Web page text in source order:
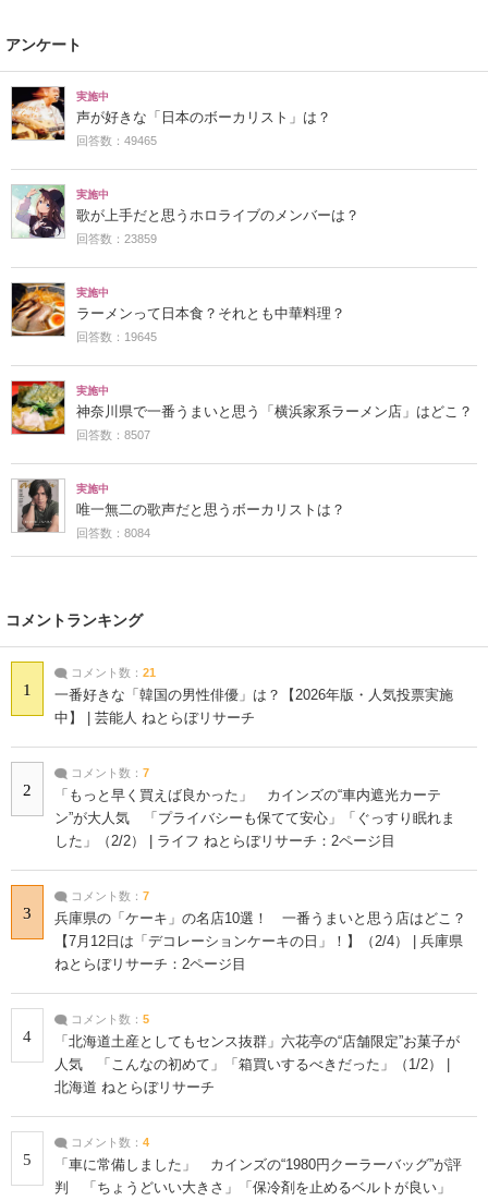
アンケート
実施中
声が好きな「日本のボーカリスト」は？
回答数：49465
実施中
歌が上手だと思うホロライブのメンバーは？
回答数：23859
実施中
ラーメンって日本食？それとも中華料理？
回答数：19645
実施中
神奈川県で一番うまいと思う「横浜家系ラーメン店」はどこ？
回答数：8507
実施中
唯一無二の歌声だと思うボーカリストは？
回答数：8084
コメントランキング
1
コメント数： 21
一番好きな「韓国の男性俳優」は？【2026年版・人気投票実施
中】 | 芸能人 ねとらぼリサーチ
2
コメント数： 7
「もっと早く買えば良かった」 カインズの“車内遮光カーテ
ン”が大人気 「プライバシーも保てて安心」「ぐっすり眠れま
した」（2/2） | ライフ ねとらぼリサーチ：2ページ目
3
コメント数： 7
兵庫県の「ケーキ」の名店10選！ 一番うまいと思う店はどこ？
【7月12日は「デコレーションケーキの日」！】（2/4） | 兵庫県
ねとらぼリサーチ：2ページ目
4
コメント数： 5
「北海道土産としてもセンス抜群」六花亭の“店舗限定”お菓子が
人気 「こんなの初めて」「箱買いするべきだった」（1/2） |
北海道 ねとらぼリサーチ
5
コメント数： 4
「車に常備しました」 カインズの“1980円クーラーバッグ”が評
判 「ちょうどいい大きさ」「保冷剤を止めるベルトが良い」